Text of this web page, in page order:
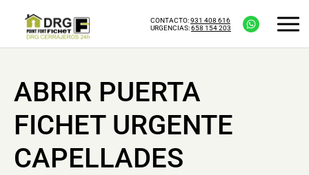
CONTACTO:931 408 616
URGENCIAS:658 154 203
ABRIR PUERTA
FICHET URGENTE
CAPELLADES